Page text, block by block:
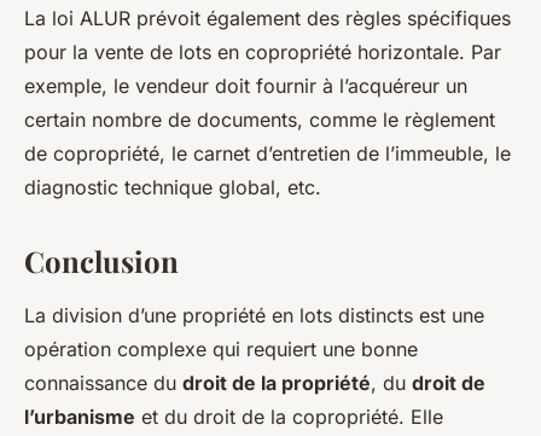
La loi ALUR prévoit également des règles spécifiques
pour la vente de lots en copropriété horizontale. Par
exemple, le vendeur doit fournir à l’acquéreur un
certain nombre de documents, comme le règlement
de copropriété, le carnet d’entretien de l’immeuble, le
diagnostic technique global, etc.
Conclusion
La division d’une propriété en lots distincts est une
opération complexe qui requiert une bonne
connaissance du droit de la propriété, du droit de
l’urbanisme et du droit de la copropriété. Elle